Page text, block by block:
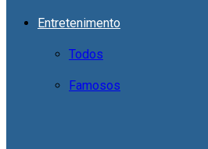
Entretenimento
Todos
Famosos